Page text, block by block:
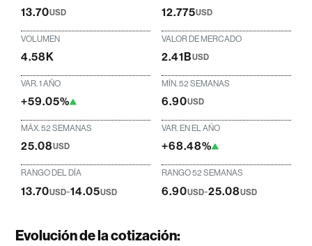
13.70USD 12.775USD
VOLUMEN
4.58K
VALOR DE MERCADO
2.41BUSD
VAR. 1 AÑO
+59.05%
MÍN. 52 SEMANAS
6.90USD
MÁX. 52 SEMANAS
25.08USD
VAR. EN EL AÑO
+68.48%
RANGO DEL DÍA
13.70USD-14.05USD
RANGO 52 SEMANAS
6.90USD-25.08USD
Evolución de la cotización: